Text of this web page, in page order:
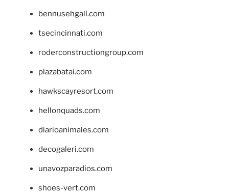
bennusehgall.com
tsecincinnati.com
roderconstructiongroup.com
plazabatai.com
hawkscayresort.com
hellonquads.com
diarioanimales.com
decogaleri.com
unavozparadios.com
shoes-vert.com